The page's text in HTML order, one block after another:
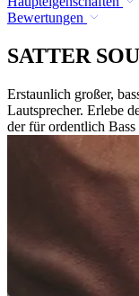
Bewertungen
SATTER
Erstaunlich großer,
Lautsprecher. Erlebe
der für ordentlich Bass